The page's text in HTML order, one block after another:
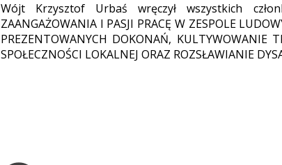
Wójt Krzysztof Urbaś wręczył wszystkich
ZAANGAŻOWANIA I PASJI PRACĘ W ZESPOLE
PREZENTOWANYCH DOKONAŃ, KULTYWOWANIE
SPOŁECZNOŚCI LOKALNEJ ORAZ ROZSŁAWIANIE